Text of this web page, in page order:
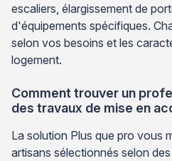
escaliers, élargissement de
d'équipements spécifiques.
selon vos besoins et les
logement.
Comment trouver un
des travaux de mise en
La solution Plus que pro vous
artisans sélectionnés selon